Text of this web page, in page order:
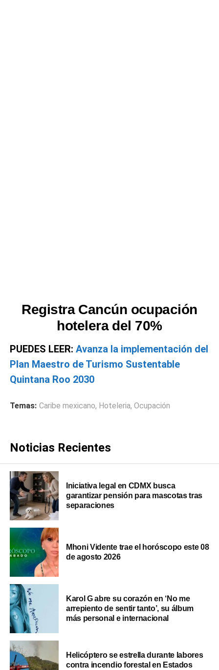
Registra Cancún ocupación
hotelera del 70%
PUEDES LEER: Avanza la implementación del
Plan Maestro de Turismo Sustentable
Quintana Roo 2030
Temas: Caribe mexicano, Hoteleria, Ocupación
Noticias Recientes
Iniciativa legal en CDMX busca
garantizar pensión para mascotas tras
separaciones
Mhoni Vidente trae el horóscopo este 08
de agosto 2026
Karol G abre su corazón en ‘No me
arrepiento de sentir tanto’, su álbum
más personal e internacional
Helicóptero se estrella durante labores
contra incendio forestal en Estados